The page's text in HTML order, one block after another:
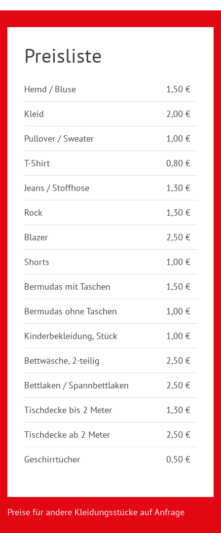
Preisliste
Hemd / Bluse 1,50 €
Kleid 2,00 €
Pullover / Sweater 1,00 €
T-Shirt 0,80 €
Jeans / Stoffhose 1,30 €
Rock 1,30 €
Blazer 2,50 €
Shorts 1,00 €
Bermudas mit Taschen 1,50 €
Bermudas ohne Taschen 1,00 €
Kinderbekleidung, Stück 1,00 €
Bettwäsche, 2-teilig 2,50 €
Bettlaken / Spannbettlaken 2,50 €
Tischdecke bis 2 Meter 1,30 €
Tischdecke ab 2 Meter 2,50 €
Geschirrtücher 0,50 €
Preise für andere Kleidungsstücke auf Anfrage